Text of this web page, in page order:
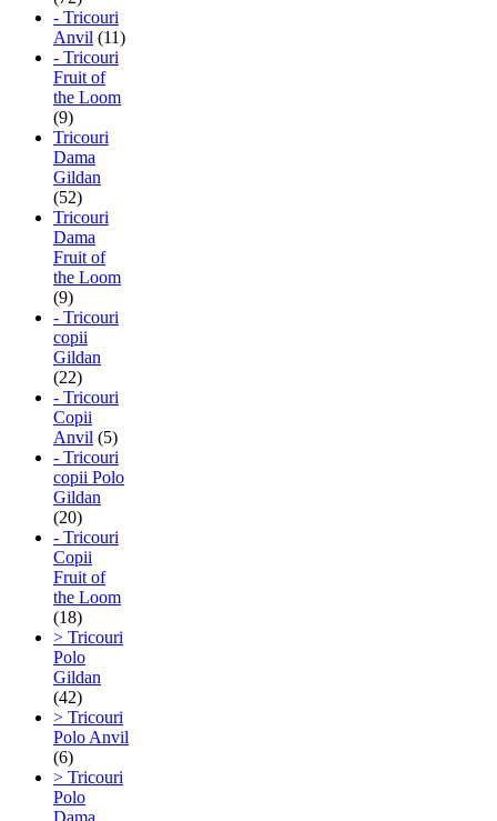
- Tricouri
Anvil (11)
- Tricouri
Fruit of
the Loom
(9)
Tricouri
Dama
Gildan
(52)
Tricouri
Dama
Fruit of
the Loom
(9)
- Tricouri
copii
Gildan
(22)
- Tricouri
Copii
Anvil (5)
- Tricouri
copii Polo
Gildan
(20)
- Tricouri
Copii
Fruit of
the Loom
(18)
> Tricouri
Polo
Gildan
(42)
> Tricouri
Polo Anvil
(6)
> Tricouri
Polo
Dama